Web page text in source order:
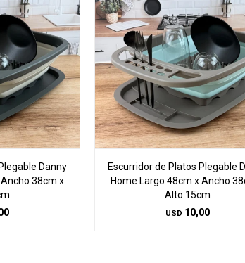
Danny
38cm x
Escurridor de Platos Plegable
Home Largo 48cm x Ancho
Alto 15cm
USD 10,00